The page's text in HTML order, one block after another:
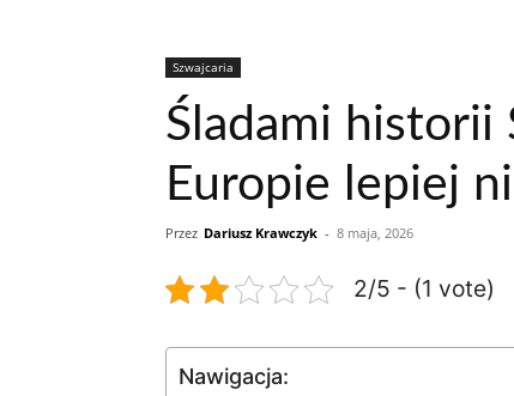
Szwajcaria
Śladami historii
Europie lepiej
Przez Dariusz Krawczyk - 8 maja, 2026
2/5 - (1 vote)
Nawigacja: